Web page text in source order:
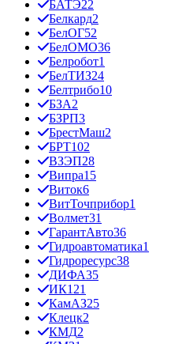
БАТЭ22
Белкард2
БелОГ52
БелОМО36
Белробот1
БелТИЗ24
Белтрибо10
БЗА2
БЗРП3
БрестМаш2
БРТ102
ВЗЭП28
Випра15
Виток6
ВитТочприбор1
Волмет31
ГарантАвто36
Гидроавтоматика1
Гидроресурс38
ДИФА35
ИК121
КамАЗ25
Клецк2
КМД2